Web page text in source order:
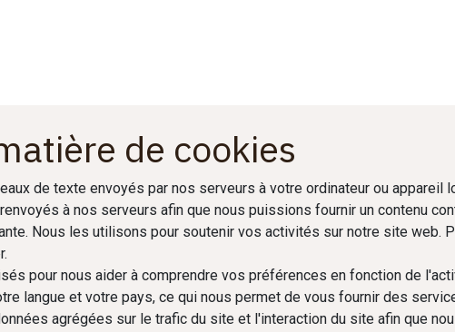
de cookies
de texte envoyés par nos serveurs à votre ordinateur ou
à nos serveurs afin que nous puissions fournir un contenu
Nous les utilisons pour soutenir vos activités sur notre site web.
pour nous aider à comprendre vos préférences en fonction de
langue et votre pays, ce qui nous permet de vous fournir des
agrégées sur le trafic du site et l'interaction du site afin que